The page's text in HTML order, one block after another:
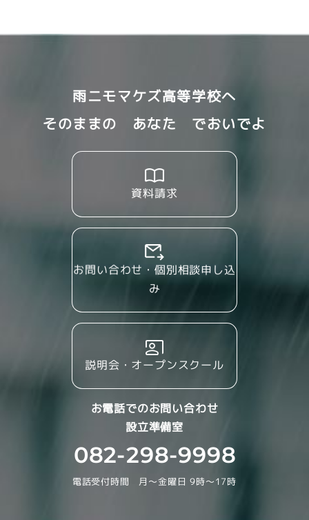
雨ニモマケズ高等学校へ
そのままの あなた でおいでよ
資料請求
お問い合わせ・個別相談申し込
み
説明会・オープンスクール
お電話でのお問い合わせ
設立準備室
082-298-9998
電話受付時間 月～金曜日 9時～17時